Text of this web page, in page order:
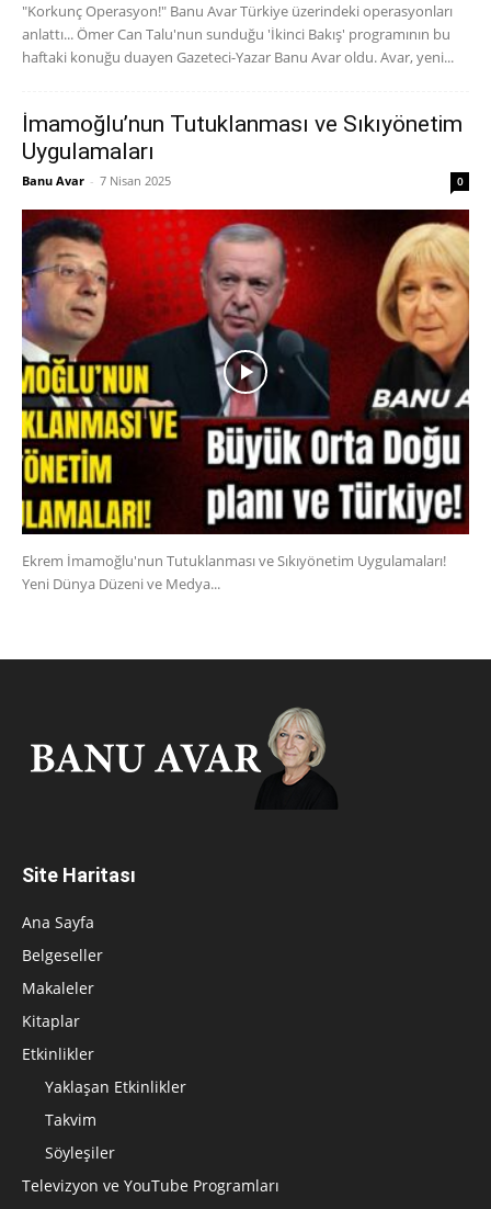
"Korkunç Operasyon!" Banu Avar Türkiye üzerindeki operasyonları
anlattı... Ömer Can Talu'nun sunduğu 'İkinci Bakış' programının bu
haftaki konuğu duayen Gazeteci-Yazar Banu Avar oldu. Avar, yeni...
İmamoğlu’nun Tutuklanması ve Sıkıyönetim
Uygulamaları
Banu Avar - 7 Nisan 2025 0
Ekrem İmamoğlu'nun Tutuklanması ve Sıkıyönetim Uygulamaları!
Yeni Dünya Düzeni ve Medya...
Site Haritası
Ana Sayfa
Belgeseller
Makaleler
Kitaplar
Etkinlikler
Yaklaşan Etkinlikler
Takvim
Söyleşiler
Televizyon ve YouTube Programları